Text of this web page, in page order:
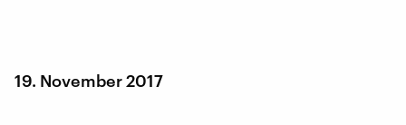
19. November 2017